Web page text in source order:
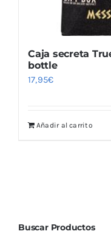
Caja secreta
bottle
17,95€
Añadir al carrito
Buscar Productos